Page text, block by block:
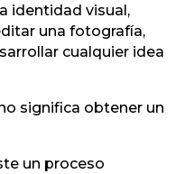
identidad visual,
una fotografía,
cualquier idea
significa obtener un
un proceso